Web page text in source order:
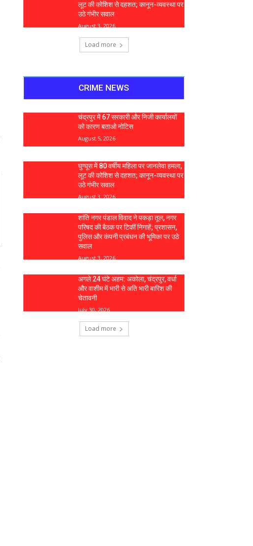
लूट की कोशिश से दहशत; कानून-व्यवस्था पर
उठे गंभीर सवाल
August 3, 2026
Load more
CRIME NEWS
चंद्रपुर में 67 सरकारी और निजी कार्यालयों
को कारण बताओ नोटिस
August 5, 2026
घुग्घूस में 80 वर्षीय महिला पर जानलेवा हमला,
लूट की कोशिश से दहशत; कानून-व्यवस्था पर
उठे गंभीर सवाल
August 3, 2026
शांति नगर पंडाल विवाद ने पकड़ा तूल, नगर
परिषद की बैठक पर टिकीं निगाहें; प्रशासन,
पुलिस और कंपनी प्रबंधन की भूमिका पर उठे
सवाल
August 3, 2026
अगले 24 घंटे अहम: अकोला, चंद्रपुर, वर्धा
और वाशीम में भारी से अति भारी बारिश की
चेतावनी
July 30, 2026
Load more